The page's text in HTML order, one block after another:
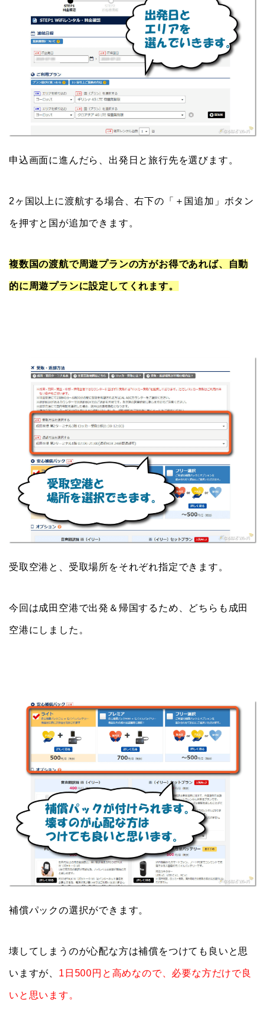
申込画面に進んだら、出発日と旅行先を選びます。
2ヶ国以上に渡航する場合、右下の「＋国追加」ボタン
を押すと国が追加できます。
複数国の渡航で周遊プランの方がお得であれば、自動
的に周遊プランに設定してくれます。
受取空港と、受取場所をそれぞれ指定できます。
今回は成田空港で出発＆帰国するため、どちらも成田
空港にしました。
補償パックの選択ができます。
壊してしまうのが心配な方は補償をつけても良いと思
いますが、 1日500円と高めなので、必要な方だけで良
いと思います。